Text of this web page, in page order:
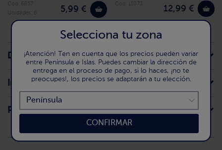
5,99 €
Cód. 6857
Unidades: 6
12,99 €
Cód. 11073
Descripción de la receta
Ingredientes
Preparación
Selecciona tu zona
¡Atención! Ten en cuenta que los precios pueden variar
entre Península e Islas. Puedes cambiar la dirección de
entrega en el proceso de pago, si lo haces, ¡no te
preocupes!, los precios se adaptarán a tu elección.
CONFIRMAR